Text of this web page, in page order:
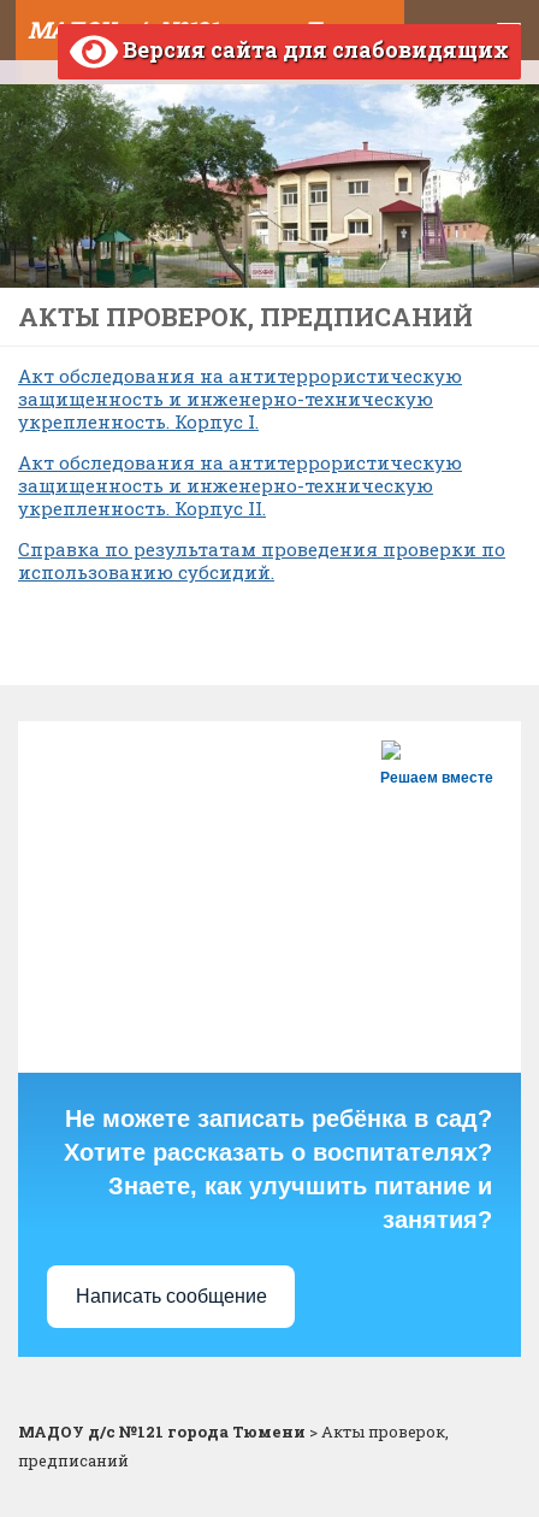
Skip to content МАДОУ д/с №121 города Тюмени
Версия сайта для слабовидящих
АКТЫ ПРОВЕРОК, ПРЕДПИСАНИЙ
Акт обследования на антитеррористическую
защищенность и инженерно-техническую
укрепленность. Корпус I.
Акт обследования на антитеррористическую
защищенность и инженерно-техническую
укрепленность. Корпус II.
Справка по результатам проведения проверки по
использованию субсидий.
Решаем вместе
Не можете записать ребёнка в сад?
Хотите рассказать о воспитателях?
Знаете, как улучшить питание и
занятия?
Написать сообщение
МАДОУ д/с №121 города Тюмени >Акты проверок,
предписаний